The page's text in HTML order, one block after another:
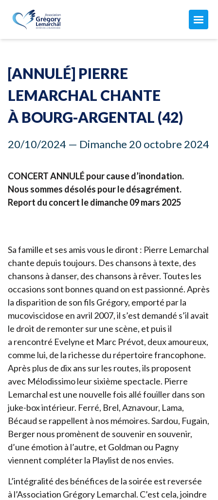
Maison Grégory Lemarchal
Mon compte
L'association
Le combat de Grégory
Nos missions
Nos finances
LA MUCOVISCIDOSE
Qu'est-ce que c'est ?
Les soins
Les CRCM
ACTUALITÉS
Nos manifestations
AGISSEZ AVEC NOUS
Faire un don ↗︎
Donner chaque mois
Organiser un événement
Legs & Assurance-vie
Lancer une collecte
Devenir partenaire
ADHÉSION 2026 ↗︎
Adhérer ou renouveler votre adhésion par CB
[ANNULÉ] PIERRE
LEMARCHAL CHANTE
À BOURG-ARGENTAL (42)
20/10/2024 — Dimanche 20 octobre 2024
CONCERTANNULÉ pour cause d’inondation.
Nous sommes désolés pour le désagrément.
Report du concert le dimanche09mars 2025
Sa famille et ses amis vous le diront : Pierre Lemarchal
chante depuis toujours. Des chansons à texte, des
chansons à danser, des chansons à rêver. Toutes les
occasions sont bonnes quand on est passionné. Après
la disparition de son fils Grégory, emporté par la
mucoviscidose en avril 2007, il s’est demandé s’il avait
le droit de remonter sur une scène, et puis il
a rencontré Evelyne et Marc Prévot, deux amoureux,
comme lui, de la richesse du répertoire francophone.
Après plus de dix ans sur les routes, ils proposent
avec Mélodissimo leur sixième spectacle. Pierre
Lemarchal est une nouvelle fois allé fouiller dans son
juke-box intérieur. Ferré, Brel, Aznavour, Lama,
Bécaud se rappellent à nos mémoires. Sardou, Fugain,
Berger nous promènent de souvenir en souvenir,
d’une émotion à l’autre, et Goldman ou Pagny
viennent compléter la Playlist de nos envies.
L’intégralité des bénéfices de la soirée est reversée
à l’Association Grégory Lemarchal. C’est cela, joindre